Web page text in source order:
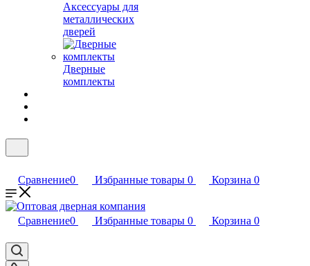
Аксессуары для
металлических
дверей
Дверные
комплекты
Сравнение0 Избранные товары 0 Корзина 0
Сравнение0 Избранные товары 0 Корзина 0